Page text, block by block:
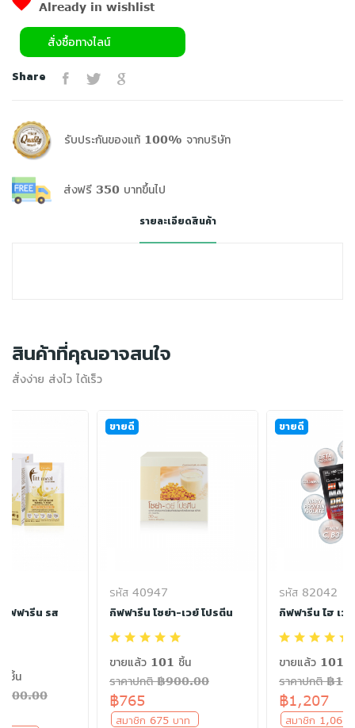
Already in wishlist
สั่งซื้อทางไลน์
Share
รับประกันของแท้ 100% จากบริษัท
ส่งฟรี 350 บาทขึ้นไป
รายละเอียดสินค้า
สินค้าที่คุณอาจสนใจ
สั่งง่าย ส่งไว ได้เร็ว
ฟฟารีน รส
ชิ้น
ขายดี
รหัส 40947
กิฟฟารีน โซย่า-เวย์ โปรตีน
ขายแล้ว 101 ชิ้น
ราคาปกติ ฿900.00
฿765
สมาชิก 675 บาท
ขายดี
รหัส 82042
กิฟฟารีน ไฮ เว
ขายแล้ว 101
ราคาปกติ ฿
฿1,207
สมาชิก